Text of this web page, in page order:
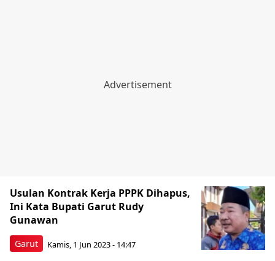
Garut
Usulan Kontrak Kerja PPPK Dihapus,
Ini Kata Bupati Garut Rudy
Gunawan
Kamis, 1 Jun 2023 - 14:47